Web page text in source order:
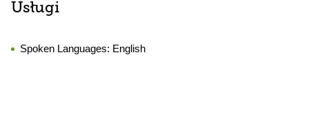
Usługi
Spoken Languages: English